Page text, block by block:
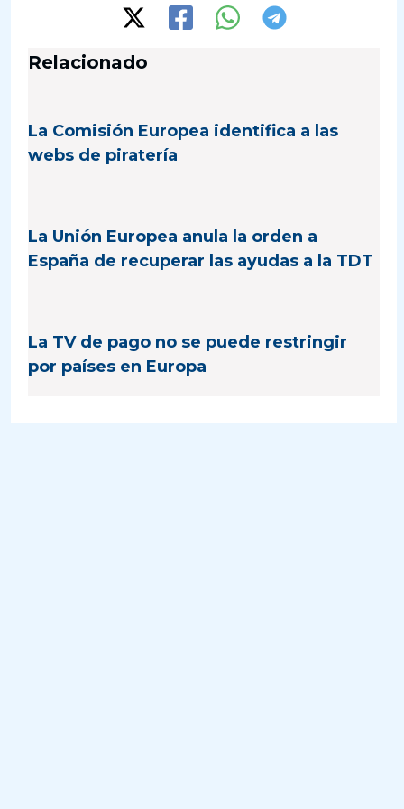
Relacionado
La Comisión Europea identifica a las
webs de piratería
La Unión Europea anula la orden a
España de recuperar las ayudas a la TDT
La TV de pago no se puede restringir
por países en Europa